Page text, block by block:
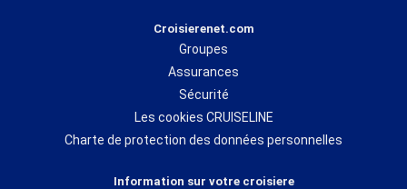
Croisierenet.com
Groupes
Assurances
Sécurité
Les cookies CRUISELINE
Charte de protection des données personnelles
Information sur votre croisiere